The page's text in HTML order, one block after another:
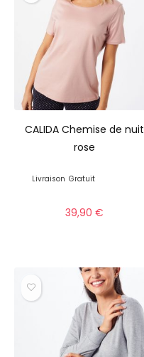
CALIDA Chemise de nuit
rose
Livraison Gratuit
39,90€